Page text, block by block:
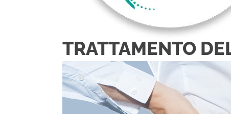
TRATTAMENTO